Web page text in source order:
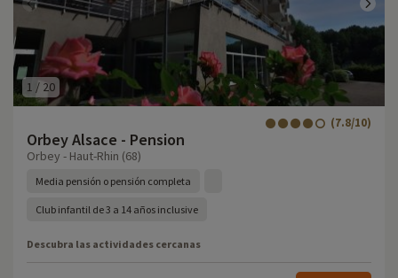
1 / 20
Orbey Alsace - Pension
(7.8/10)
Orbey - Haut-Rhin (68)
Media pensión o pensión completa
Club infantil de 3 a 14 años inclusive
Descubra las actividades cercanas